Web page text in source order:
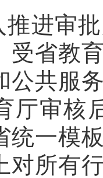
推进审
受省教
公共服
厅审核
统一模
对所有